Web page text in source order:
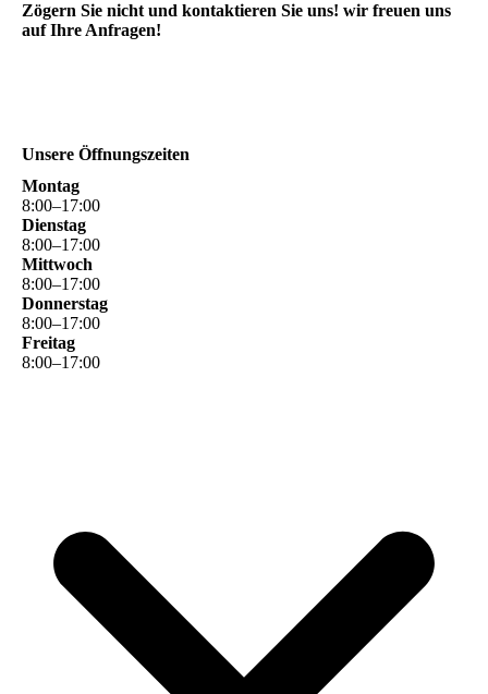
Zögern Sie nicht und kontaktieren Sie uns! wir freuen uns
auf Ihre Anfragen!
Unsere Öffnungszeiten
Montag
8:00–17:00
Dienstag
8:00–17:00
Mittwoch
8:00–17:00
Donnerstag
8:00–17:00
Freitag
8:00–17:00